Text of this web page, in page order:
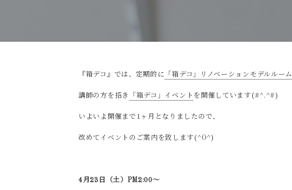
『箱デコ』では、定期的に 「箱デコ」リノベーションモデルルーム
講師の方を招き 「箱デコ」イベント を開催しています(#^.^#)
いよいよ開催まで1ヶ月となりましたので、
改めてイベントのご案内を致します(^O^)
4月23日（土）PM2:00～